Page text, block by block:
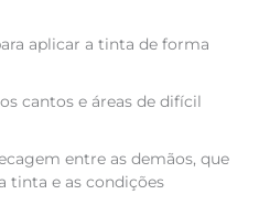
aplicar a tinta de forma
cantos e áreas de difícil
entre as demãos, que
tinta e as condições